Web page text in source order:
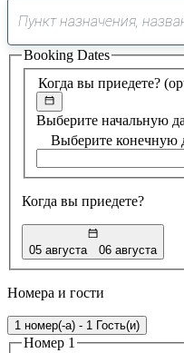
Когда вы приедете?
Выберите начальную
Выберите конечную
Когда вы приедете?
05 августа 06 августа
Booking Dates
Номера и гости
1 номер(-а) - 1 Гость(и)
Номер 1